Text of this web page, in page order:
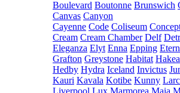
Boulevard Boutonne Brunswich
Canvas Canyon
Cayenne Code Coliseum
Cream Cream Chamber Delf
Eleganza Elyt Enna Epping
Grafton Greystone Habitat Hakea
Hedby Hydra Iceland Invictus
Kauri Kavala Kotibe Kunny